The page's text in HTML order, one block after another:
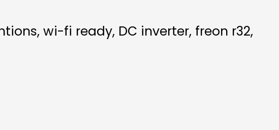
wi-fi ready, DC inverter, freon r32,